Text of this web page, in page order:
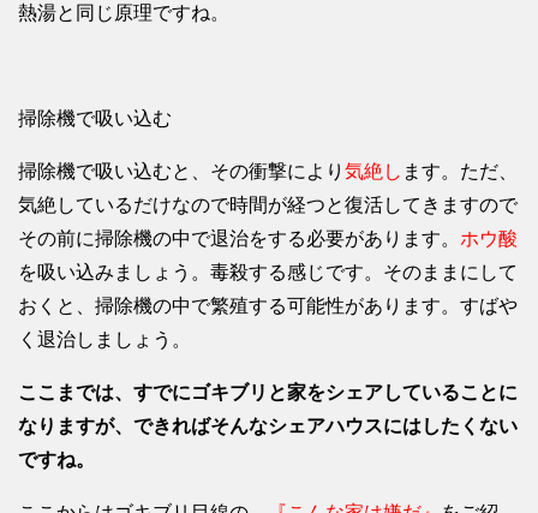
熱湯と同じ原理ですね。
掃除機で吸い込む
掃除機で吸い込むと、その衝撃により 気絶し ます。ただ、
気絶しているだけなので時間が経つと復活してきますので
その前に掃除機の中で退治をする必要があります。 ホウ酸
を吸い込みましょう。毒殺する感じです。そのままにして
おくと、掃除機の中で繁殖する可能性があります。すばや
く退治しましょう。
ここまでは、すでにゴキブリと家をシェアしていることに
なりますが、できればそんなシェアハウスにはしたくない
ですね。